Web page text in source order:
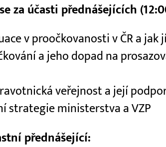
za účasti přednášejících
v proočkovanosti v ČR a jak
a jeho dopad na
veřejnost a její
strategie ministerstva a VZP
přednášející: